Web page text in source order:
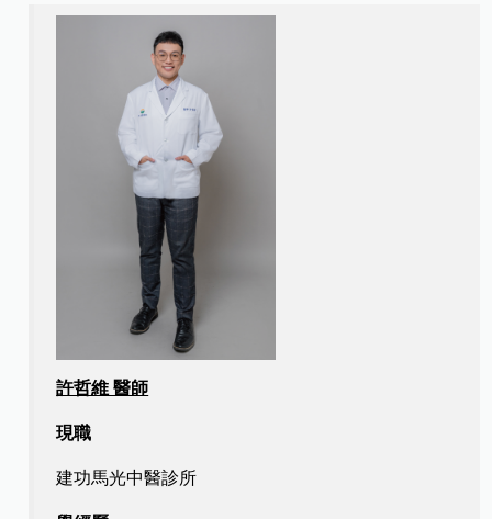
許哲維 醫師
現職
建功馬光中醫診所